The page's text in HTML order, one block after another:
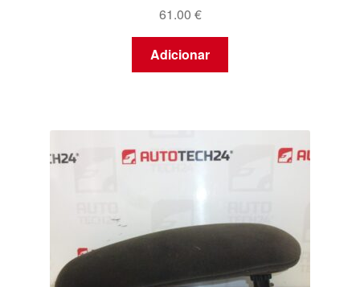
61.00 €
Adicionar